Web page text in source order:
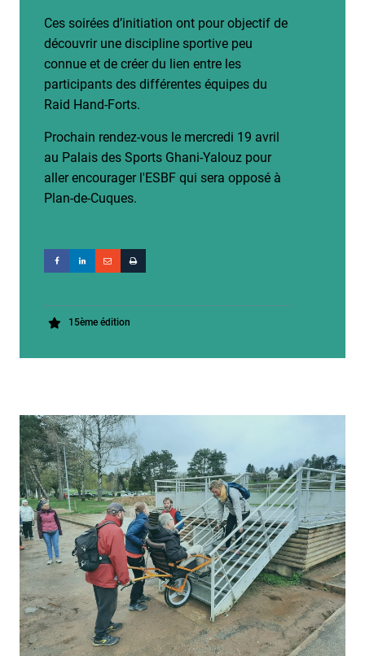
Ces soirées d’initiation ont pour objectif de
découvrir une discipline sportive peu
connue et de créer du lien entre les
participants des différentes équipes du
Raid Hand-Forts.
Prochain rendez-vous le mercredi 19 avril
au Palais des Sports Ghani-Yalouz pour
aller encourager l'ESBF qui sera opposé à
Plan-de-Cuques.
15ème édition